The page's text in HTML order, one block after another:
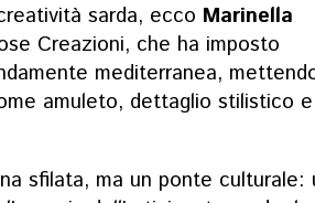
sarda, ecco Marinella
Creazioni, che ha imposto
mediterranea,
amuleto, dettaglio stilistico e
sfilata, ma un ponte culturale: